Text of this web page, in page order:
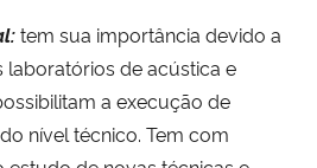
Inovações e Comunicações
tem sua importância devido a
laboratórios de acústica e
a execução de
nível técnico. Tem com